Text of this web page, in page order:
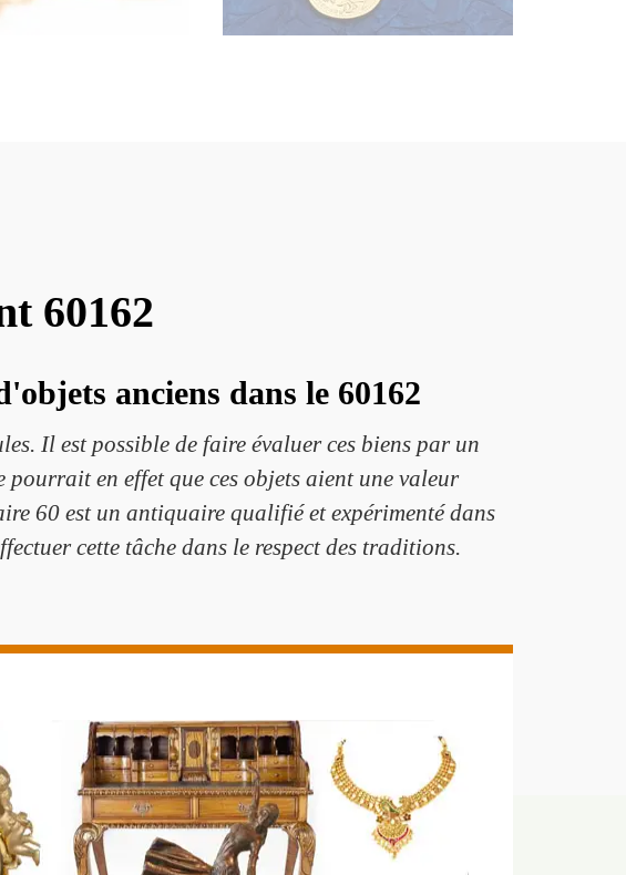
60162
anciens dans le 60162
Il est possible de faire évaluer ces biens par un
en effet que ces objets aient une valeur
60 est un antiquaire qualifié et expérimenté dans
cette tâche dans le respect des traditions.